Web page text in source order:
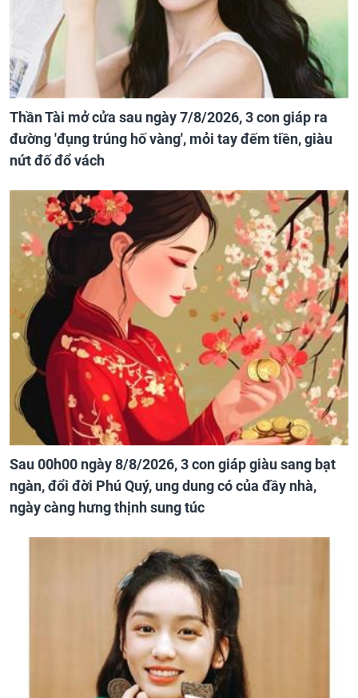
Thần Tài mở cửa sau ngày 7/8/2026, 3 con giáp ra
đường 'đụng trúng hố vàng', mỏi tay đếm tiền, giàu
nứt đố đổ vách
Sau 00h00 ngày 8/8/2026, 3 con giáp giàu sang bạt
ngàn, đổi đời Phú Quý, ung dung có của đầy nhà,
ngày càng hưng thịnh sung túc